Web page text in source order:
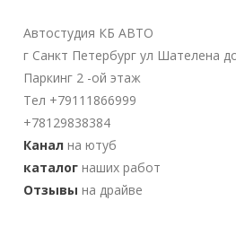
Автостудия КБ АВТО
г Санкт Петербург ул Шателена
Паркинг 2 -ой этаж
Тел +79111866999
+78129838384
Канал на ютуб
каталог наших работ
Отзывы на драйве